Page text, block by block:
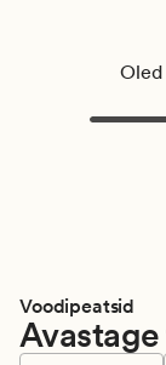
Oled
Voodipeatsid